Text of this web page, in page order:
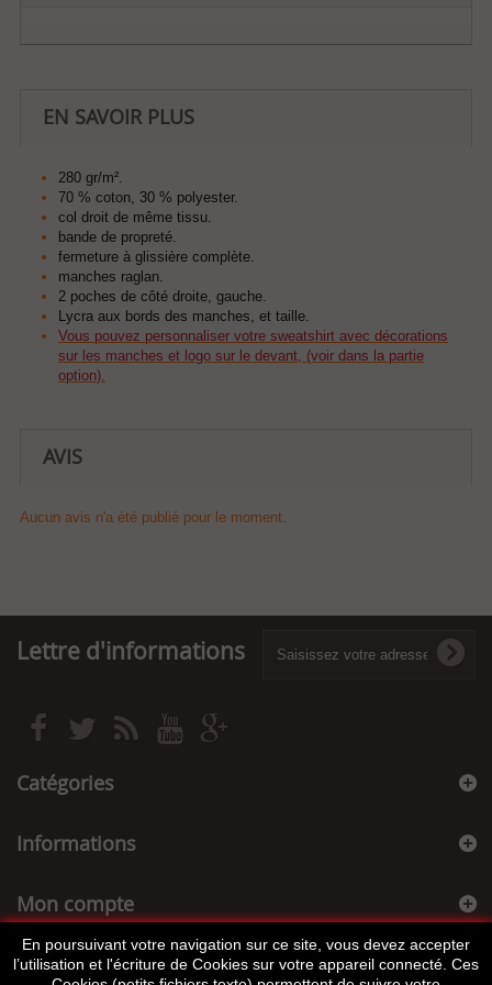
EN SAVOIR PLUS
280 gr/m².
70 % coton, 30 % polyester.
col droit de même tissu.
bande de propreté.
fermeture à glissière complète.
manches raglan.
2 poches de côté droite, gauche.
Lycra aux bords des manches, et taille.
Vous pouvez personnaliser votre sweatshirt avec décorations
sur les manches et logo sur le devant, (voir dans la partie
option).
AVIS
Aucun avis n'a été publié pour le moment.
Lettre d'informations
Catégories
Informations
Mon compte
Informations sur votre boutique
En poursuivant votre navigation sur ce site, vous devez accepter
l’utilisation et l'écriture de Cookies sur votre appareil connecté. Ces